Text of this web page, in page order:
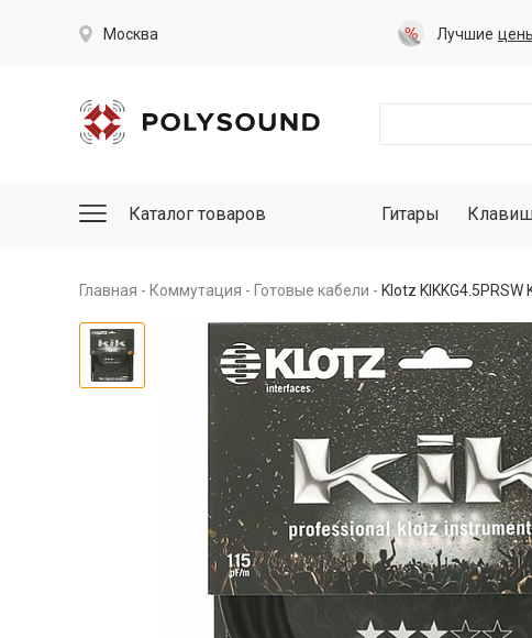
Москва Лучшие
Каталог товаров Гитары
Главная Коммутация Готовые кабели Klotz